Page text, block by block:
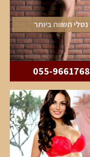
נטלי השווה ביותר
055-9661768